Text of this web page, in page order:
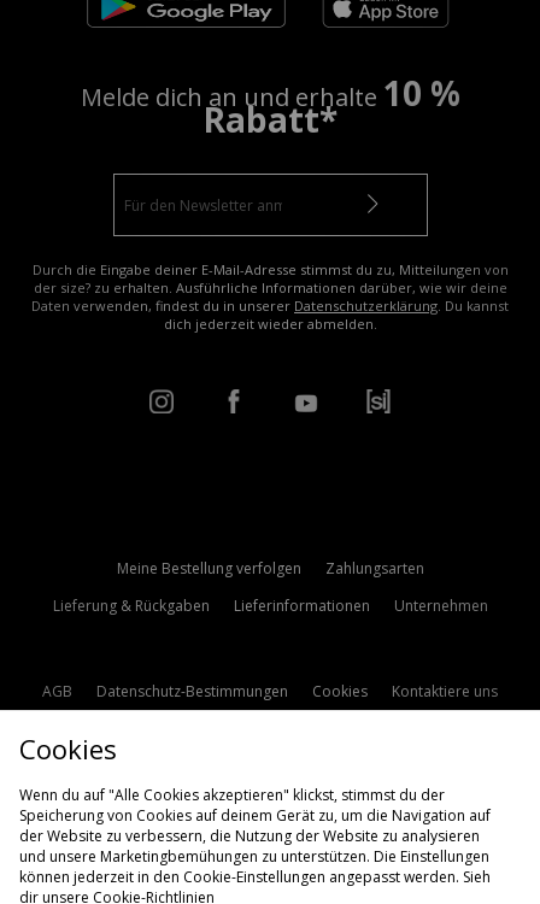
Melde dich an und erhalte 10 %
Rabatt*
Durch die Eingabe deiner E-Mail-Adresse stimmst du zu, Mitteilungen von
der size? zu erhalten. Ausführliche Informationen darüber, wie wir deine
Daten verwenden, findest du in unserer Datenschutzerklärung. Du kannst
dich jederzeit wieder abmelden.
Meine Bestellung verfolgen
Zahlungsarten
Lieferung & Rückgaben
Lieferinformationen Unternehmen
AGB Datenschutz-Bestimmungen Cookies
Kontaktiere uns
Cookies
Wenn du auf "Alle Cookies akzeptieren" klickst, stimmst du der
Speicherung von Cookies auf deinem Gerät zu, um die Navigation auf
der Website zu verbessern, die Nutzung der Website zu analysieren
und unsere Marketingbemühungen zu unterstützen. Die Einstellungen
können jederzeit in den Cookie-Einstellungen angepasst werden. Sieh
dir unsere Cookie-Richtlinien